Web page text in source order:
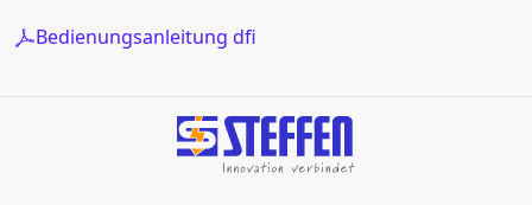
Bedienungsanleitung dfi